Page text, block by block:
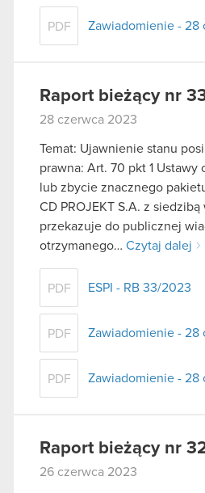
PDF Zawiadomienie - 28
Raport bieżący nr
28 czerwca 2023
Temat: Ujawnienie stanu
prawna: Art. 70 pkt 1 Ustawy
lub zbycie znacznego
CD PROJEKT S.A. z siedzibą
przekazuje do publicznej
otrzymanego… Czytaj dalej
PDF ESPI - RB 33/2023
PDF Zawiadomienie - 28
PDF Zawiadomienie - 28
Raport bieżący nr
26 czerwca 2023